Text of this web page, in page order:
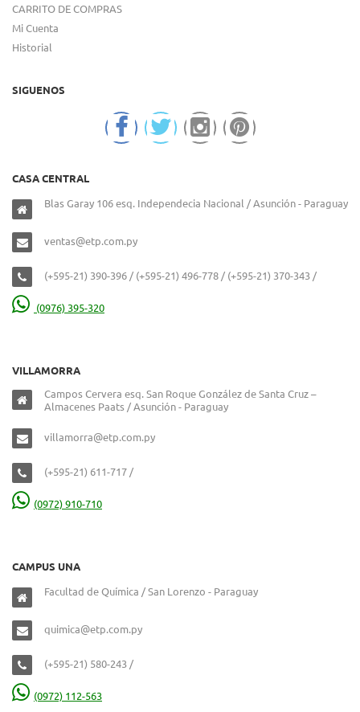
CARRITO DE COMPRAS
Mi Cuenta
Historial
SIGUENOS
CASA CENTRAL
Blas Garay 106 esq. Independecia Nacional / Asunción - Paraguay
ventas@etp.com.py
(+595-21) 390-396 / (+595-21) 496-778 / (+595-21) 370-343 /
(0976) 395-320
VILLAMORRA
Campos Cervera esq. San Roque González de Santa Cruz –
Almacenes Paats / Asunción - Paraguay
villamorra@etp.com.py
(+595-21) 611-717 /
(0972) 910-710
CAMPUS UNA
Facultad de Química / San Lorenzo - Paraguay
quimica@etp.com.py
(+595-21) 580-243 /
(0972) 112-563